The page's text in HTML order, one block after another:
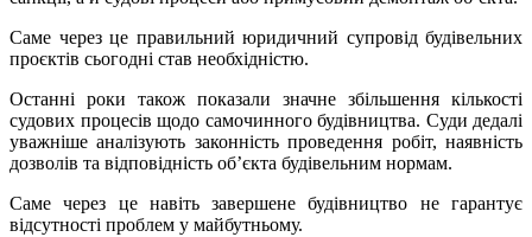
Саме через це правильний юридичний супровід будівельних
проєктів сьогодні став необхідністю.
Останні роки також показали значне збільшення кількості
судових процесів щодо самочинного будівництва. Суди дедалі
уважніше аналізують законність проведення робіт, наявність
дозволів та відповідність об’єкта будівельним нормам.
Саме через це навіть завершене будівництво не гарантує
відсутності проблем у майбутньому.